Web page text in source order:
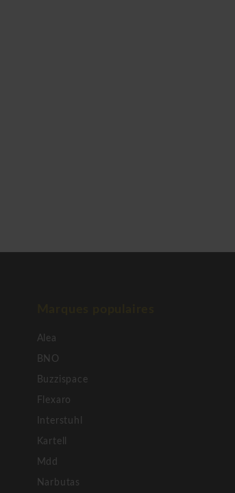
Alea
BNO
Buzzispace
Flexaro
Interstuhl
Kartell
Mdd
Narbutas